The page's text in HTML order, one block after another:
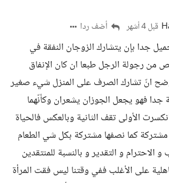
قبل 4 أشهر أضف ردا
جدا بإن يتشارك الزوجان النفقة في
من رجولة الرجل طبعا ان كان الإنفاق
انّ تشارك الصرف على المنزل شيء صغير
جدا فهو يجعل الجوزان يشعران وكأنّهما
الأولى تقف الثانية وبالعكس فالحياة
كما نصفها مشتركة بكل شي الطعام
و الاحترام و التقدير و بالنسبة للمنتقدين
على الأغلب ففي وقتنا ليس فقت المرأة